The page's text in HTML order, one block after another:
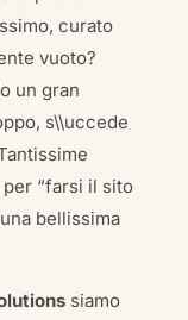
curato
vuoto?
un gran
s\\uccede
“farsi il sito
bellissima
siamo